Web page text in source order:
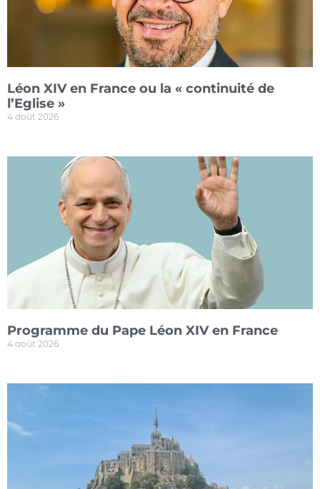
Léon XIV en France ou la « continuité de
l’Eglise »
4 août 2026
Programme du Pape Léon XIV en France
4 août 2026